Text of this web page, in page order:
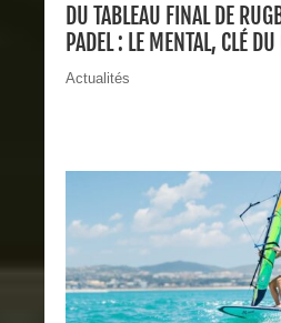
DU TABLEAU FINAL DE
PADEL : LE MENTAL, CLÉ
Actualités